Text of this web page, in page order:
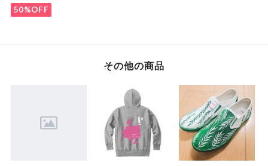
50%OFF
その他の商品